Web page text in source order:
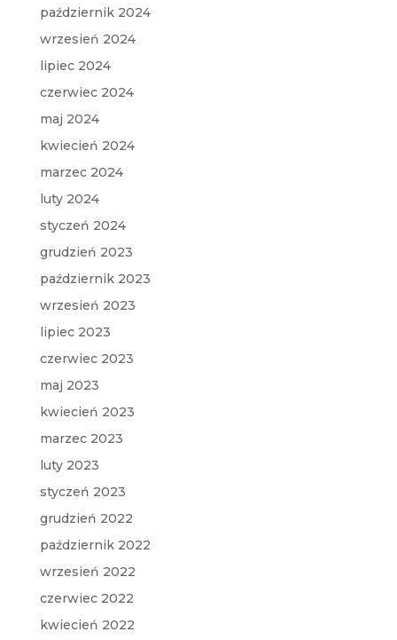
październik 2024
wrzesień 2024
lipiec 2024
czerwiec 2024
maj 2024
kwiecień 2024
marzec 2024
luty 2024
styczeń 2024
grudzień 2023
październik 2023
wrzesień 2023
lipiec 2023
czerwiec 2023
maj 2023
kwiecień 2023
marzec 2023
luty 2023
styczeń 2023
grudzień 2022
październik 2022
wrzesień 2022
czerwiec 2022
kwiecień 2022